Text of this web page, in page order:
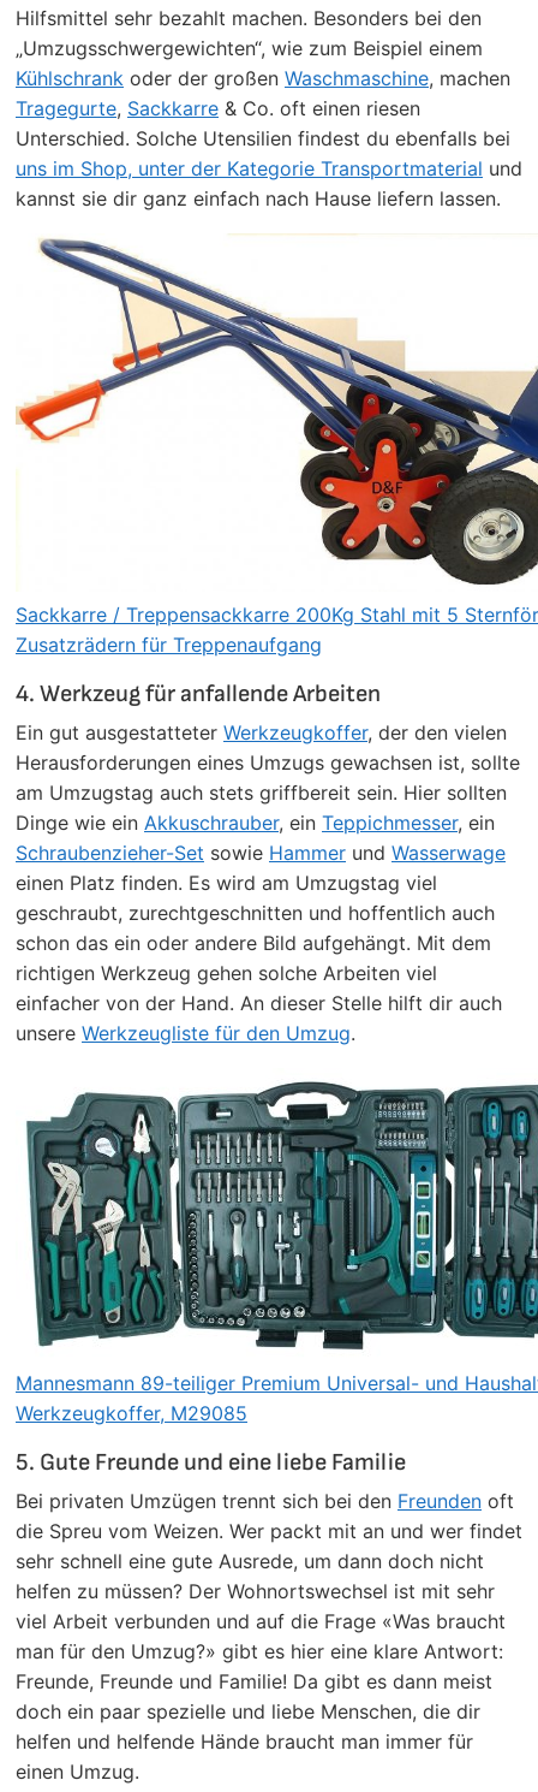
Hilfsmittel sehr bezahlt machen. Besonders bei den
„Umzugsschwergewichten“, wie zum Beispiel einem
Kühlschrank oder der großen Waschmaschine, machen
Tragegurte, Sackkarre & Co. oft einen riesen
Unterschied. Solche Utensilien findest du ebenfalls bei
uns im Shop, unter der Kategorie Transportmaterial und
kannst sie dir ganz einfach nach Hause liefern lassen.
Sackkarre / Treppensackkarre 200Kg Stahl mit 5
Zusatzrädern für Treppenaufgang
4. Werkzeug für anfallende Arbeiten
Ein gut ausgestatteter Werkzeugkoffer, der den vielen
Herausforderungen eines Umzugs gewachsen ist, sollte
am Umzugstag auch stets griffbereit sein. Hier sollten
Dinge wie ein Akkuschrauber, ein Teppichmesser, ein
Schraubenzieher-Set sowie Hammer und Wasserwage
einen Platz finden. Es wird am Umzugstag viel
geschraubt, zurechtgeschnitten und hoffentlich auch
schon das ein oder andere Bild aufgehängt. Mit dem
richtigen Werkzeug gehen solche Arbeiten viel
einfacher von der Hand. An dieser Stelle hilft dir auch
unsere Werkzeugliste für den Umzug.
Mannesmann 89-teiliger Premium Universal- und
Werkzeugkoffer, M29085
5. Gute Freunde und eine liebe Familie
Bei privaten Umzügen trennt sich bei den Freunden oft
die Spreu vom Weizen. Wer packt mit an und wer findet
sehr schnell eine gute Ausrede, um dann doch nicht
helfen zu müssen? Der Wohnortswechsel ist mit sehr
viel Arbeit verbunden und auf die Frage «Was braucht
man für den Umzug?» gibt es hier eine klare Antwort:
Freunde, Freunde und Familie! Da gibt es dann meist
doch ein paar spezielle und liebe Menschen, die dir
helfen und helfende Hände braucht man immer für
einen Umzug.